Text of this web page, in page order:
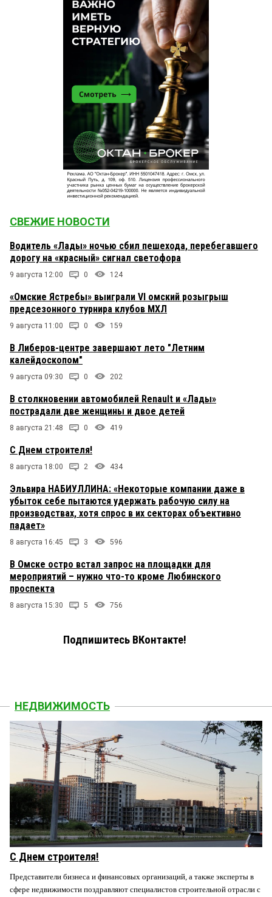
СВЕЖИЕ НОВОСТИ
Водитель «Лады» ночью сбил пешехода, перебегавшего
дорогу на «красный» сигнал светофора
9 августа 12:00 0 124
«Омские Ястребы» выиграли VI омский розыгрыш
предсезонного турнира клубов МХЛ
9 августа 11:00 0 159
В Либеров-центре завершают лето "Летним
калейдоскопом"
9 августа 09:30 0 202
В столкновении автомобилей Renault и «Лады»
пострадали две женщины и двое детей
8 августа 21:48 0 419
С Днем строителя!
8 августа 18:00 2 434
Эльвира НАБИУЛЛИНА: «Некоторые компании даже в
убыток себе пытаются удержать рабочую силу на
производствах, хотя спрос в их секторах объективно
падает»
8 августа 16:45 3 596
В Омске остро встал запрос на площадки для
мероприятий – нужно что-то кроме Любинского
проспекта
8 августа 15:30 5 756
Подпишитесь ВКонтакте!
НЕДВИЖИМОСТЬ
С Днем строителя!
Представители бизнеса и финансовых организаций, а также эксперты в
сфере недвижимости поздравляют специалистов строительной отрасли с